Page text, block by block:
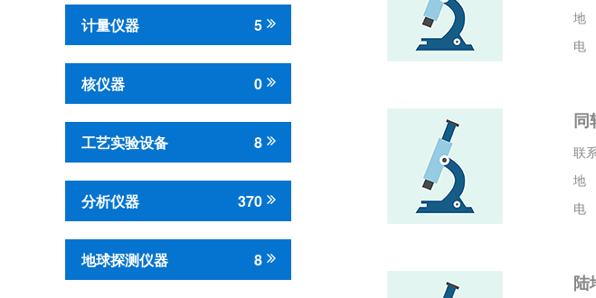
计量仪器 5
核仪器 0
工艺实验设备 8
分析仪器 370
地球探测仪器 8
地
电
同
联
地
电
陆